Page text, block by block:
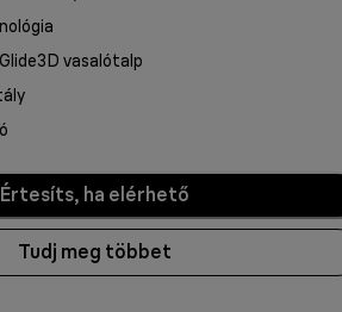
vasalótalp
Értesíts, ha elérhető
Tudj meg többet